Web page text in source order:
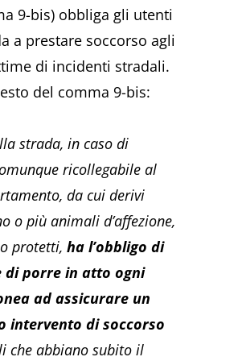
9-bis) obbliga gli utenti
a prestare soccorso agli
di incidenti stradali.
del comma 9-bis:
strada, in caso di
ricollegabile al
da cui derivi
o più animali d’affezione,
protetti, ha l’obbligo di
di porre in atto ogni
ad assicurare un
intervento di soccorso
che abbiano subito il